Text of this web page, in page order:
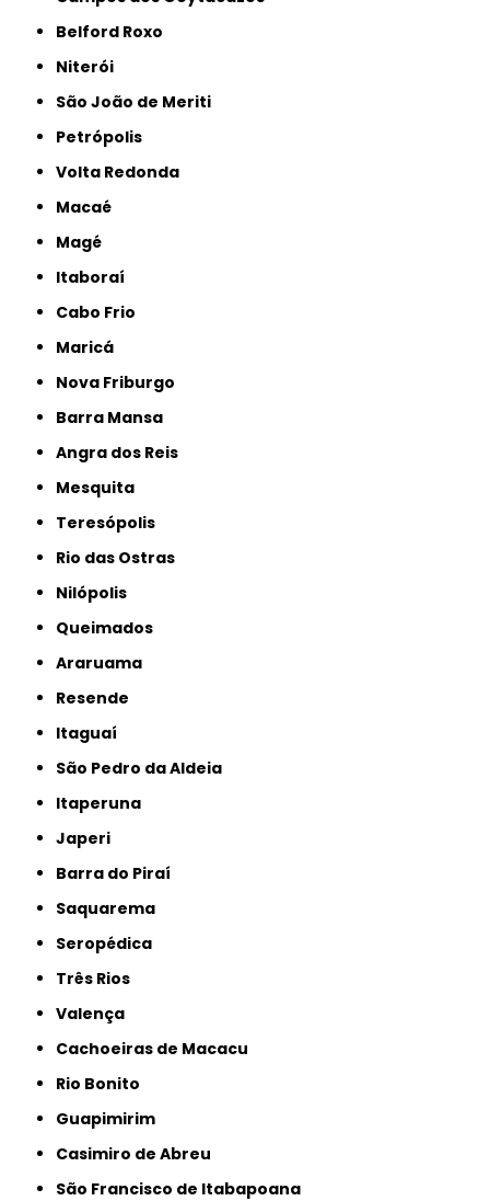
Belford Roxo
Niterói
São João de Meriti
Petrópolis
Volta Redonda
Macaé
Magé
Itaboraí
Cabo Frio
Maricá
Nova Friburgo
Barra Mansa
Angra dos Reis
Mesquita
Teresópolis
Rio das Ostras
Nilópolis
Queimados
Araruama
Resende
Itaguaí
São Pedro da Aldeia
Itaperuna
Japeri
Barra do Piraí
Saquarema
Seropédica
Três Rios
Valença
Cachoeiras de Macacu
Rio Bonito
Guapimirim
Casimiro de Abreu
São Francisco de Itabapoana